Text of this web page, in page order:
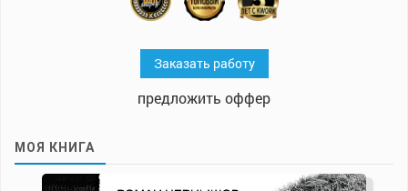
Заказать работу
предложить оффер
МОЯ КНИГА